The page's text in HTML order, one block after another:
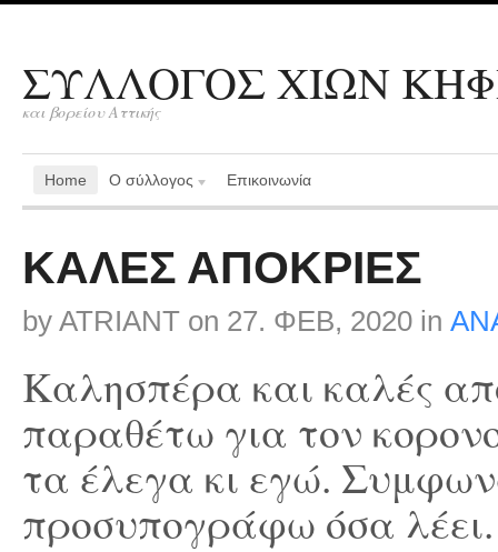
ΣΥΛΛΟΓΟΣ ΧΙΩΝ
και βορείου Αττικής
Home Ο σύλλογος Επικοινωνία
ΚΑΛΕΣ ΑΠΟΚΡΙΕΣ
by ATRIANT on 27. ΦΕΒ, 2020 in
Καλησπέρα και καλές
παραθέτω για τον
τα έλεγα κι εγώ.
προσυπογράφω όσα λέει.